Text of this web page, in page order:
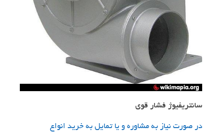
سانتریفیوژ فشار قوی
در صورت نیاز به مشاوره و یا تمایل به خرید انواع